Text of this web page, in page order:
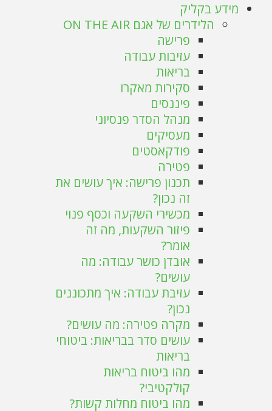
מידע בקליק
הלידרים של אגם ON THE AIR
פרישה
עזיבות עבודה
בריאות
סקירות מאקרו
פיננסים
מנהל הסדר פנסיוני
מעסיקים
פודקאסטים
פטירה
תכנון פרישה: איך עושים את
זה נכון?
מכשירי השקעה וכסף פנוי
פיזור השקעות, מה זה
אומר?
אובדן כושר עבודה: מה
עושים?
עזיבת עבודה: איך מתכוננים
נכון?
מקרה פטירה: מה עושים?
עושים סדר בבריאות: ביטוחי
בריאות
מהו ביטוח בריאות
קולקטיבי?
מהו ביטוח מחלות קשות?